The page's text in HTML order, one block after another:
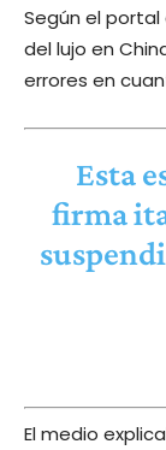
Según el
del lujo en
errores en
Esta
firma
El medio